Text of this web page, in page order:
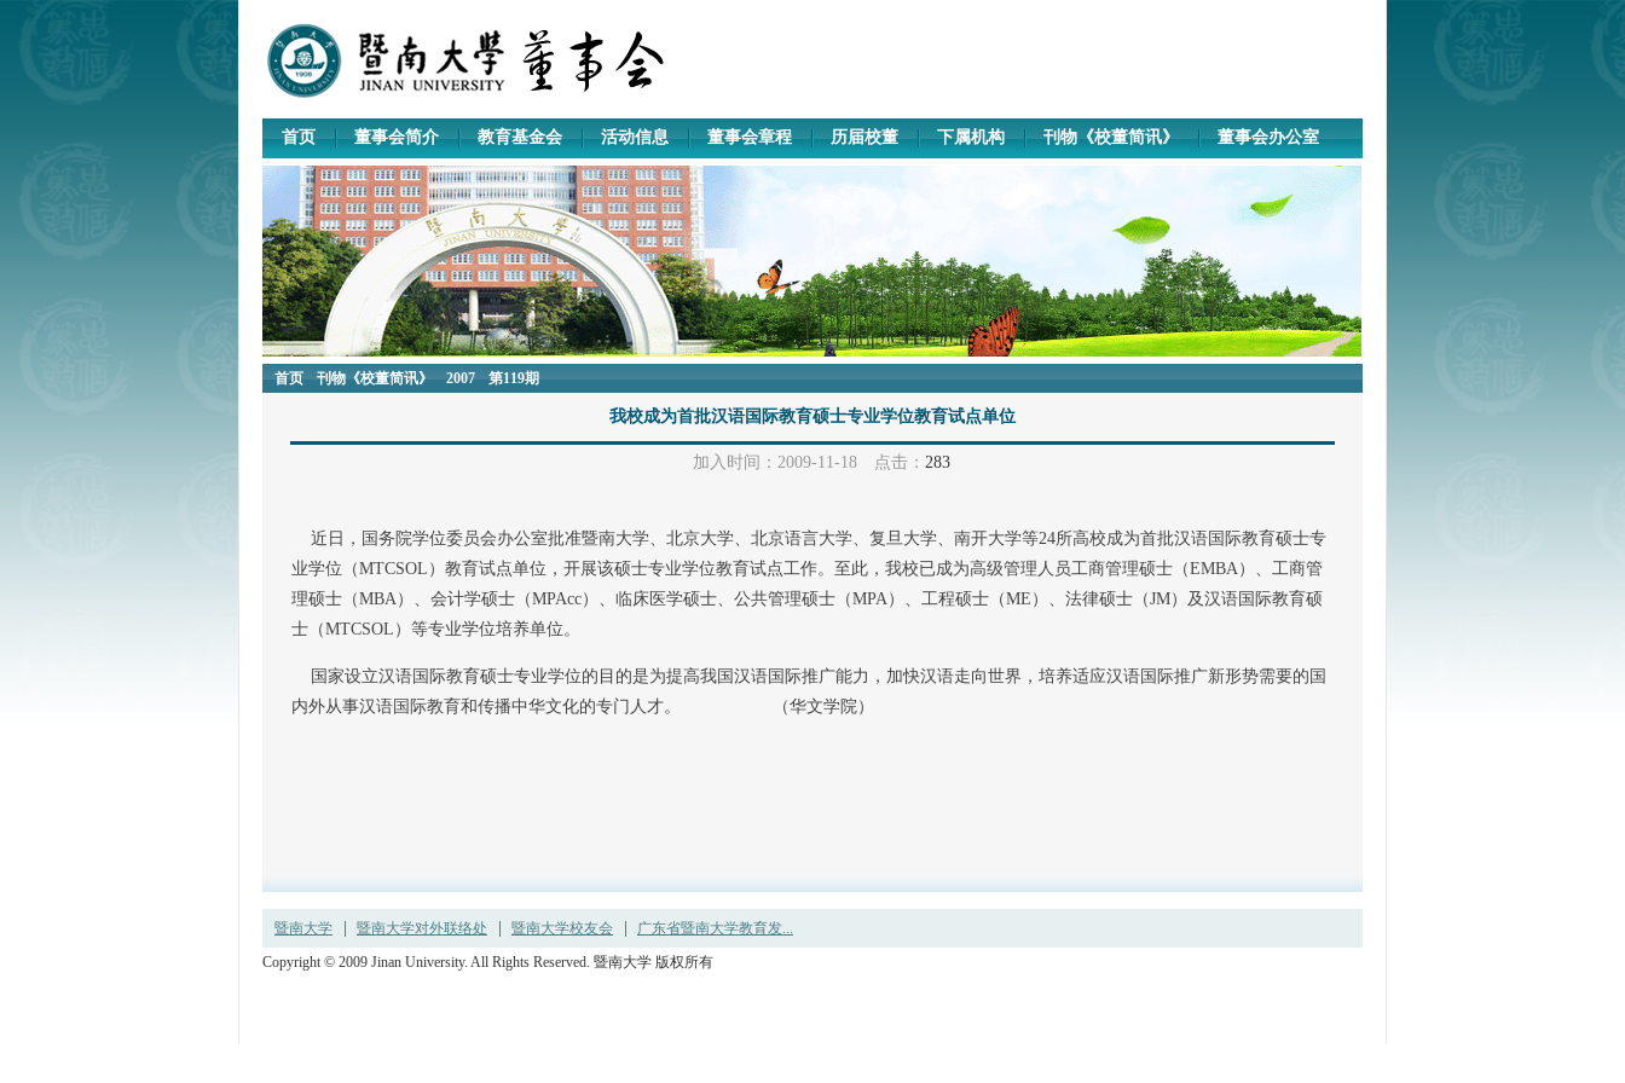
首页 董事会简介 教育基金会 活动信息 董事会章程 历届校董 下属机构 刊物《校董简讯》 董事会办公室
首页 刊物《校董简讯》 2007 第119期
我校成为首批汉语国际教育硕士专业学位教育试点单位
加入时间：2009-11-18 点击： 283
近日，国务院学位委员会办公室批准暨南大学、北京大学、北京语言大学、复旦大学、南开大学等24所高校成为首批汉语国际教育硕士专
业学位（MTCSOL）教育试点单位，开展该硕士专业学位教育试点工作。至此，我校已成为高级管理人员工商管理硕士（EMBA）、工商管
理硕士（MBA）、会计学硕士（MPAcc）、临床医学硕士、公共管理硕士（MPA）、工程硕士（ME）、法律硕士（JM）及汉语国际教育硕
士（MTCSOL）等专业学位培养单位。
国家设立汉语国际教育硕士专业学位的目的是为提高我国汉语国际推广能力，加快汉语走向世界，培养适应汉语国际推广新形势需要的国
内外从事汉语国际教育和传播中华文化的专门人才。 （华文学院）
暨南大学 暨南大学对外联络处 暨南大学校友会
广东省暨南大学教育发...
Copyright © 2009 Jinan University. All Rights Reserved. 暨南大学 版权所有